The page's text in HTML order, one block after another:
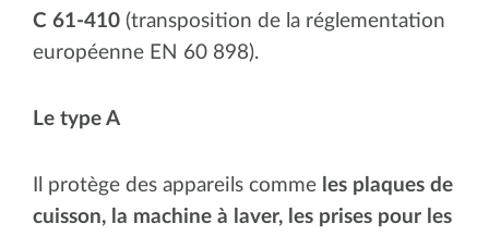
C 61-410 (transposition de la réglementation
européenne EN 60 898).
Le type A
Il protège des appareils comme les plaques de
cuisson, la machine à laver, les prises pour les